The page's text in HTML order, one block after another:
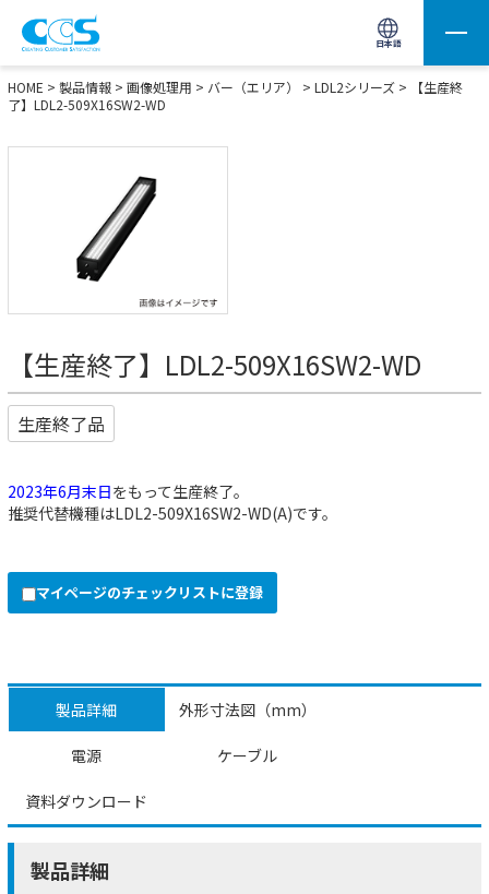
日本語
画像処理用の製品検索 サイト内検索(Enterで実行)
HOME > 製品情報 > 画像処理用 > バー（エリア） > LDL2シリーズ > 【生産終
了】LDL2-509X16SW2-WD
【生産終了】LDL2-509X16SW2-WD
生産終了品
2023年6月末日をもって生産終了。
推奨代替機種はLDL2-509X16SW2-WD(A)です。
マイページのチェックリストに登録
製品詳細 外形寸法図（mm）
電源 ケーブル
資料ダウンロード
製品詳細